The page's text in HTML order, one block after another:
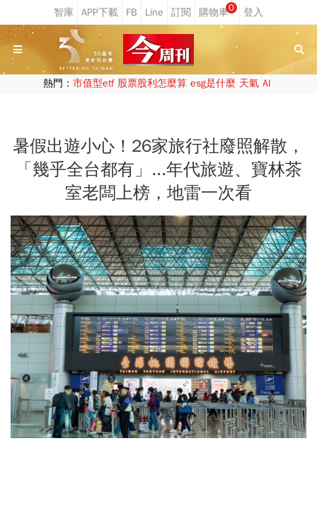
0
熱門： 市值型etf 股票股利怎麼算 esg是什麼 天氣 AI
暑假出遊小心！26家旅行社廢照解散，
「幾乎全台都有」...年代旅遊、寶林茶
室老闆上榜，地雷一次看